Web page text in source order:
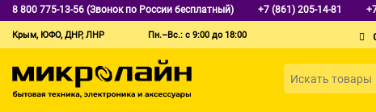
8 800 775-13-56 (Звонок по России бесплатный) +7 (861) 205-14-81
Крым, ЮФО, ДНР, ЛНР Пн.–Вс.: с 9:00 до 18:00